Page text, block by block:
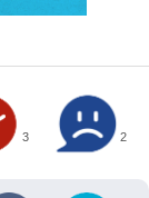
3 2